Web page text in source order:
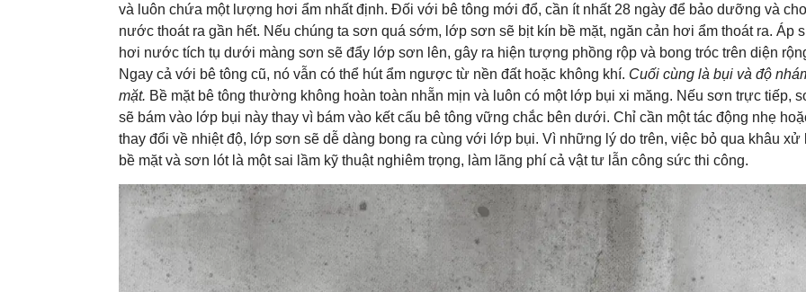
và luôn chứa một lượng hơi ẩm nhất định. Đối với bê tông mới đổ, cần ít nhất 28 ngày để bảo dưỡng và
nước thoát ra gần hết. Nếu chúng ta sơn quá sớm, lớp sơn sẽ bịt kín bề mặt, ngăn cản hơi ẩm thoát ra. Áp
hơi nước tích tụ dưới màng sơn sẽ đẩy lớp sơn lên, gây ra hiện tượng phồng rộp và bong tróc trên diện
Ngay cả với bê tông cũ, nó vẫn có thể hút ẩm ngược từ nền đất hoặc không khí. Cuối cùng là bụi và độ
mặt. Bề mặt bê tông thường không hoàn toàn nhẵn mịn và luôn có một lớp bụi xi măng. Nếu sơn trực tiếp,
sẽ bám vào lớp bụi này thay vì bám vào kết cấu bê tông vững chắc bên dưới. Chỉ cần một tác động nhẹ
thay đổi về nhiệt độ, lớp sơn sẽ dễ dàng bong ra cùng với lớp bụi. Vì những lý do trên, việc bỏ qua khâu xử
bề mặt và sơn lót là một sai lầm kỹ thuật nghiêm trọng, làm lãng phí cả vật tư lẫn công sức thi công.